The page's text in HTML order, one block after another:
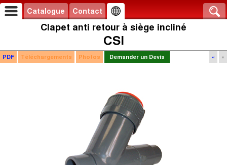
Catalogue Contact
Clapet anti retour à siège incliné
CSI
« »
PDF Téléchargements Photos Demander un Devis